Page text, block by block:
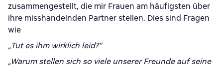
zusammengestellt, die mir Frauen am häufigsten über
ihre misshandelnden Partner stellen. Dies sind Fragen
wie
„Tut es ihm wirklich leid?“
„Warum stellen sich so viele unserer Freunde auf seine